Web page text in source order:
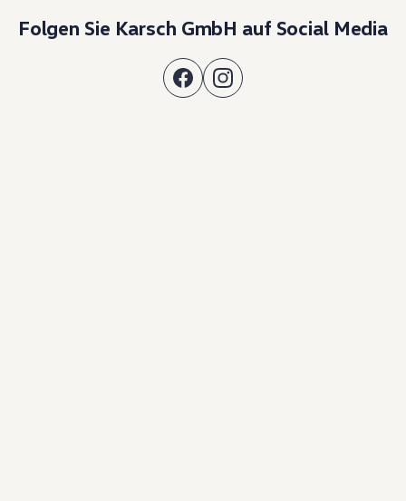
Folgen Sie Karsch GmbH auf Social Media